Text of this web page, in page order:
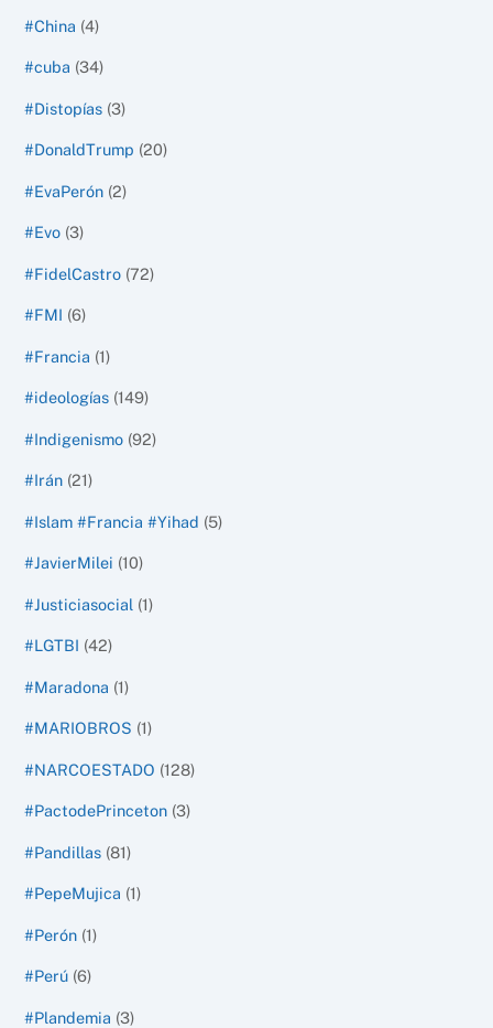
#China (4)
#cuba (34)
#Distopías (3)
#DonaldTrump (20)
#EvaPerón (2)
#Evo (3)
#FidelCastro (72)
#FMI (6)
#Francia (1)
#ideologías (149)
#Indigenismo (92)
#Irán (21)
#Islam #Francia #Yihad (5)
#JavierMilei (10)
#Justiciasocial (1)
#LGTBI (42)
#Maradona (1)
#MARIOBROS (1)
#NARCOESTADO (128)
#PactodePrinceton (3)
#Pandillas (81)
#PepeMujica (1)
#Perón (1)
#Perú (6)
#Plandemia (3)